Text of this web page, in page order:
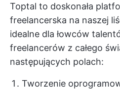
Toptal to doskonała
freelancerska na naszej
idealne dla łowców
freelancerów z całego
następujących polach:
Tworzenie